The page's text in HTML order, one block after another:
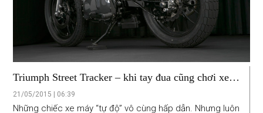
Triumph Street Tracker – khi tay đua cũng chơi xe
độ
21/05/2015 | 06:39
Những chiếc xe máy “tự độ” vô cùng hấp dẫn. Nhưng luôn